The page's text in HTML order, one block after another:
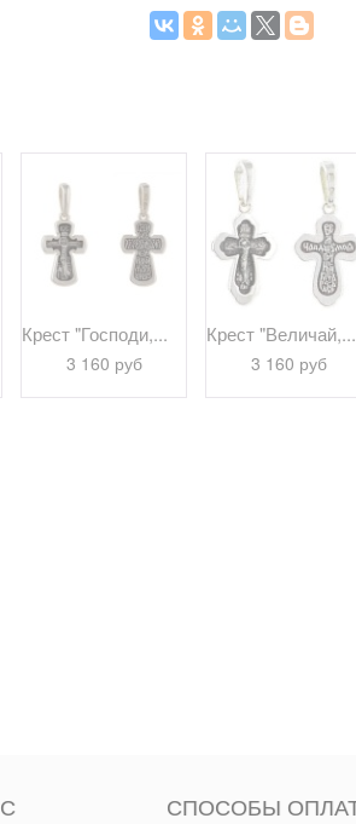
Крест "Господи,...
3 160 руб
Крест "Величай,...
3 160 руб
СПОСОБЫ